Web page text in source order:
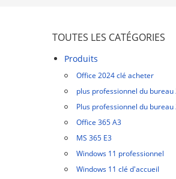
TOUTES LES CATÉGORIES
Produits
Office 2024 clé acheter
plus professionnel du bureau
Plus professionnel du bureau
Office 365 A3
MS 365 E3
Windows 11 professionnel
Windows 11 clé d'accueil